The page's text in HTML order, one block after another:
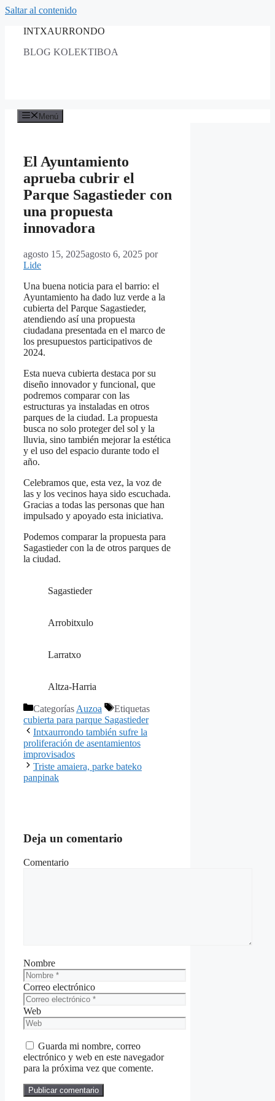
Saltar al contenido
INTXAURRONDO
BLOG KOLEKTIBOA
Menú
El Ayuntamiento
aprueba cubrir el
Parque Sagastieder con
una propuesta
innovadora
agosto 15, 2025agosto 6, 2025 por
Lide
Una buena noticia para el barrio: el
Ayuntamiento ha dado luz verde a la
cubierta del Parque Sagastieder,
atendiendo así una propuesta
ciudadana presentada en el marco de
los presupuestos participativos de
2024.
Esta nueva cubierta destaca por su
diseño innovador y funcional, que
podremos comparar con las
estructuras ya instaladas en otros
parques de la ciudad. La propuesta
busca no solo proteger del sol y la
lluvia, sino también mejorar la estética
y el uso del espacio durante todo el
año.
Celebramos que, esta vez, la voz de
las y los vecinos haya sido escuchada.
Gracias a todas las personas que han
impulsado y apoyado esta iniciativa.
Podemos comparar la propuesta para
Sagastieder con la de otros parques de
la ciudad.
Sagastieder
Arrobitxulo
Larratxo
Altza-Harria
Categorías Auzoa
Etiquetas
cubierta para parque Sagastieder
Intxaurrondo también sufre la
proliferación de asentamientos
improvisados
Triste amaiera, parke bateko
panpinak
Deja un comentario
Comentario
Nombre
Correo electrónico
Web
Guarda mi nombre, correo
electrónico y web en este navegador
para la próxima vez que comente.